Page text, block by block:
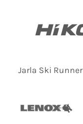
Jarla Ski Runner